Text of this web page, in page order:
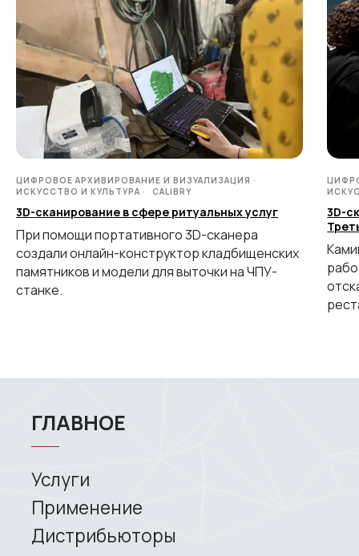
ЦИФРОВОЕ АРХИВИРОВАНИЕ И ВИЗУАЛИЗАЦИЯ
ИСКУССТВО И КУЛЬТУРА
CALIBRY
3D-сканирование в сфере ритуальных услуг
При помощи портативного 3D-сканера
создали онлайн-конструктор кладбищенских
памятников и модели для выточки на ЧПУ-
станке.
3D-
Copyright © 2026 RangeVision. All
+7 (499) 322 33 20
CONTACT US
Handheld Calibry Mini
Handheld Calibry
Universal Spectrum
Handheld laser Helix
Handheld laser Fenix
Metrological PRO II
Metrological PRIME
Robotic Proton
3D SCANNERS